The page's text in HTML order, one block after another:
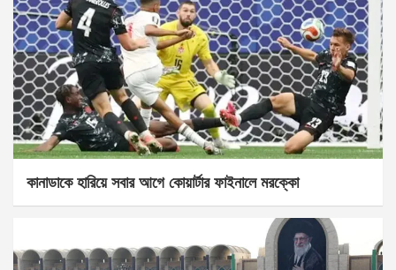
কানাডাকে হারিয়ে সবার আগে কোয়ার্টার ফাইনালে মরক্কো